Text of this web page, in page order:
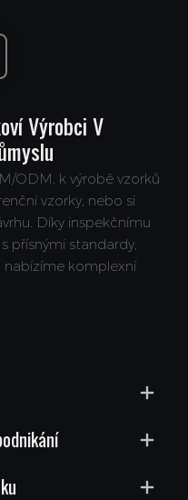
Výrobci V
ODM, k výrobě vzorků
vzorky, nebo si
Díky inspekčnímu
přísnými standardy,
komplexní